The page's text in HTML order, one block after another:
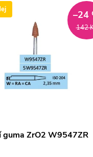
142
–24
guma ZrO2 W9547ZR